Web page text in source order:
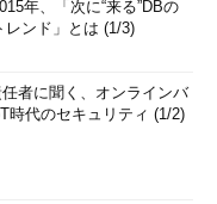
年、「次に“来る”DBの
レンド」とは (1/3)
者に聞く、オンラインバ
時代のセキュリティ (1/2)